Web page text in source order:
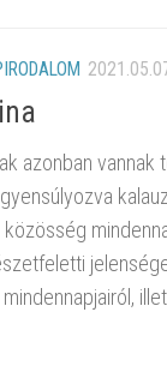
azonban vannak